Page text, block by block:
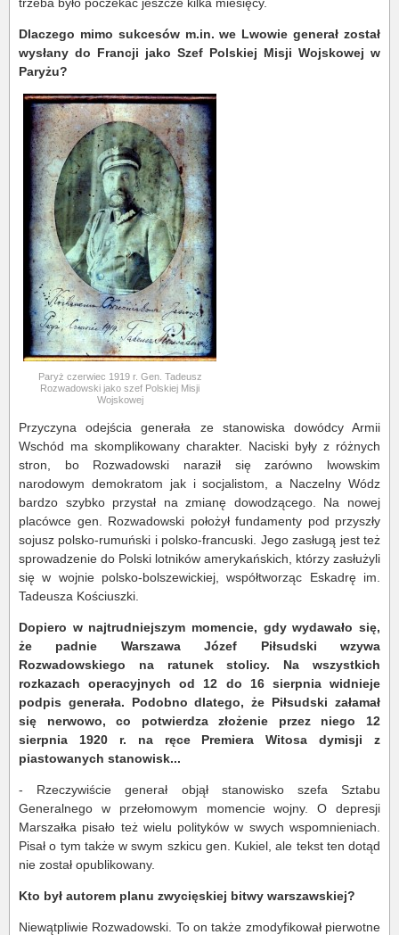
Dlaczego mimo sukcesów m.in. we Lwowie generał został
wysłany do Francji jako Szef Polskiej Misji Wojskowej w
Paryżu?
Paryż czerwiec 1919 r. Gen. Tadeusz
Rozwadowski jako szef Polskiej Misji
Wojskowej
Przyczyna odejścia generała ze stanowiska dowódcy Armii
Wschód ma skomplikowany charakter. Naciski były z różnych
stron, bo Rozwadowski naraził się zarówno lwowskim
narodowym demokratom jak i socjalistom, a Naczelny Wódz
bardzo szybko przystał na zmianę dowodzącego. Na nowej
placówce gen. Rozwadowski położył fundamenty pod przyszły
sojusz polsko-rumuński i polsko-francuski. Jego zasługą jest też
sprowadzenie do Polski lotników amerykańskich, którzy zasłużyli
się w wojnie polsko-bolszewickiej, współtworząc Eskadrę im.
Tadeusza Kościuszki.
Dopiero w najtrudniejszym momencie, gdy wydawało się,
że padnie Warszawa Józef Piłsudski wzywa
Rozwadowskiego na ratunek stolicy. Na wszystkich
rozkazach operacyjnych od 12 do 16 sierpnia widnieje
podpis generała. Podobno dlatego, że Piłsudski załamał
się nerwowo, co potwierdza złożenie przez niego 12
sierpnia 1920 r. na ręce Premiera Witosa dymisji z
piastowanych stanowisk...
- Rzeczywiście generał objął stanowisko szefa Sztabu
Generalnego w przełomowym momencie wojny. O depresji
Marszałka pisało też wielu polityków w swych wspomnieniach.
Pisał o tym także w swym szkicu gen. Kukiel, ale tekst ten dotąd
nie został opublikowany.
Kto był autorem planu zwycięskiej bitwy warszawskiej?
Niewątpliwie Rozwadowski. To on także zmodyfikował pierwotne